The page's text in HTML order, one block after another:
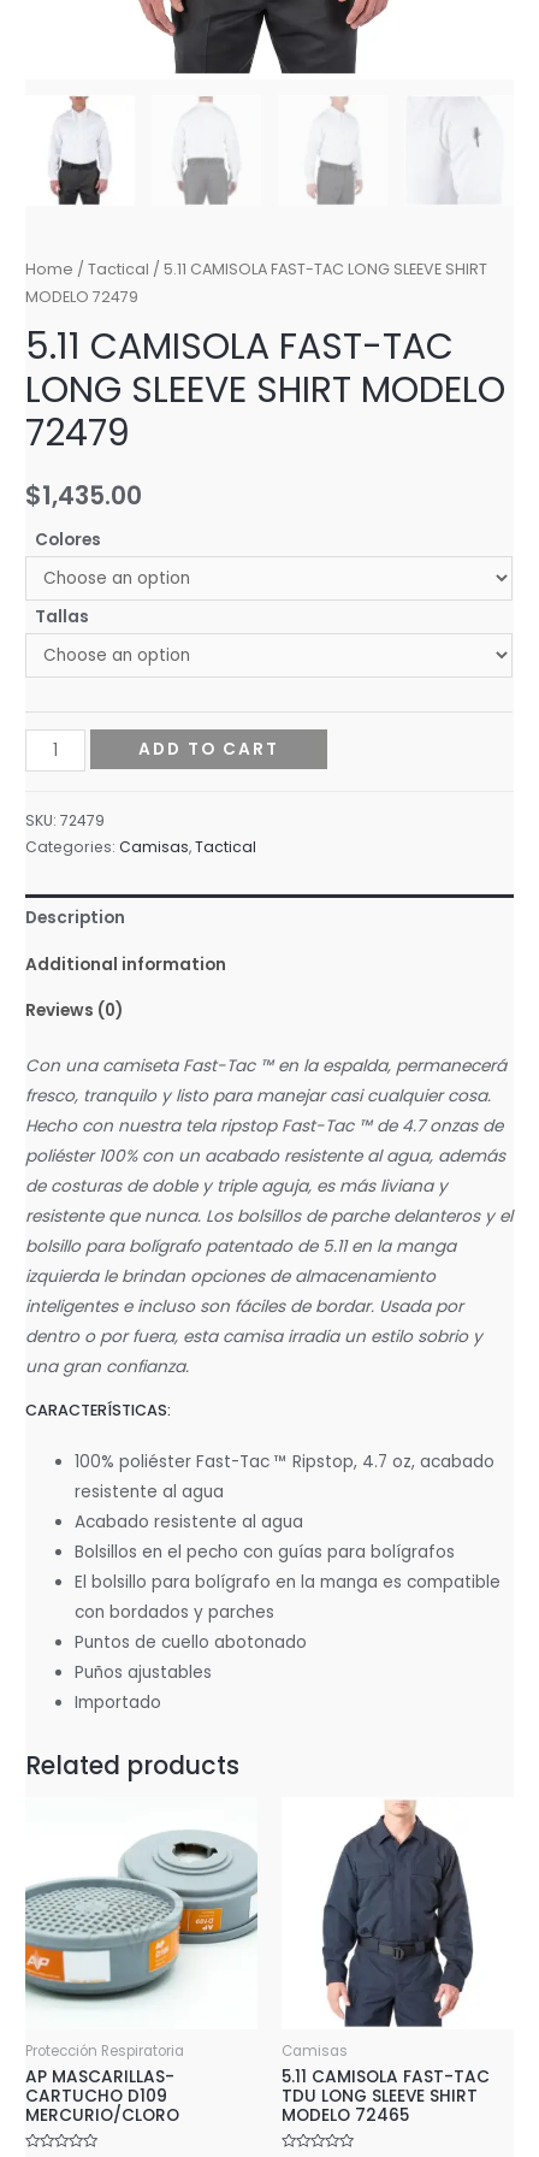
Home /Tactical / 5.11 CAMISOLA FAST-TAC LONG SLEEVE SHIRT
MODELO 72479
5.11 CAMISOLA FAST-TAC
LONG SLEEVE SHIRT MODELO
72479
$1,435.00
Colores
Tallas
CAMISOLA
TAC
LONG
SLEEVE
SHIRT
MODELO
quantity
ADD TO CART
SKU:72479
Categories:Camisas,Tactical
Description
Additional information
Reviews (0)
Con una camiseta Fast-Tac ™ en la espalda, permanecerá
fresco, tranquilo y listo para manejar casi cualquier cosa.
Hecho con nuestra tela ripstop Fast-Tac ™ de 4.7 onzas de
poliéster 100% con un acabado resistente al agua, además
de costuras de doble y triple aguja, es más liviana y
resistente que nunca. Los bolsillos de parche delanteros y el
bolsillo para bolígrafo patentado de 5.11 en la manga
izquierda le brindan opciones de almacenamiento
inteligentes e incluso son fáciles de bordar. Usada por
dentro o por fuera, esta camisa irradia un estilo sobrio y
una gran confianza.
CARACTERÍSTICAS:
100% poliéster Fast-Tac ™ Ripstop, 4.7 oz, acabado
resistente al agua
Acabado resistente al agua
Bolsillos en el pecho con guías para bolígrafos
El bolsillo para bolígrafo en la manga es compatible
con bordados y parches
Puntos de cuello abotonado
Puños ajustables
Importado
Related products
Protección Respiratoria
AP MASCARILLAS-
CARTUCHO D109
MERCURIO/CLORO
Camisas
5.11 CAMISOLA FAST-TAC
TDU LONG SLEEVE SHIRT
MODELO 72465